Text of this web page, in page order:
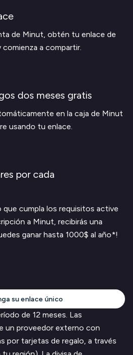
de Minut, obtén tu enlace de
a compartir.
dos meses gratis
en la caja de Minut
usando tu enlace.
por cada
que cumpla los requisitos active
a Minut, recibirás una
ganar hasta 1000$ al año*!
su enlace único
de 12 meses. Las
un proveedor externo con
por tarjetas de regalo, a través